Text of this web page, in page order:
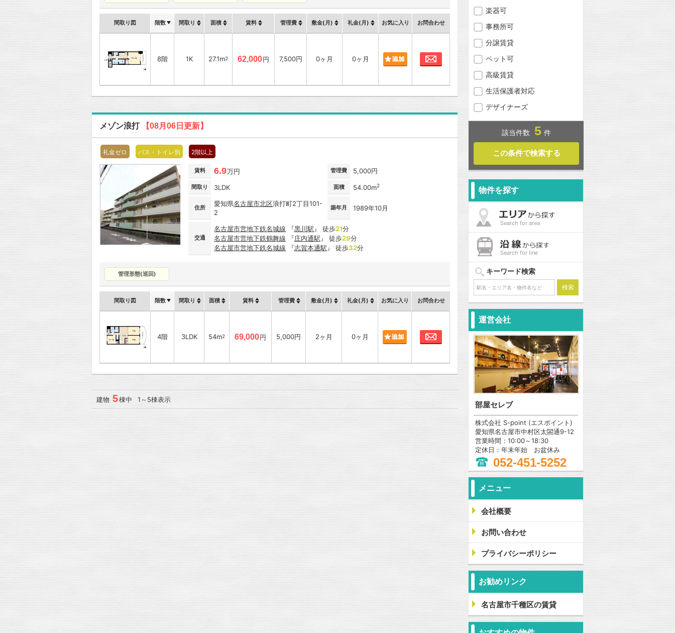
間取り図 階数 間取り 面積 賃料 管理費 敷金(月) 礼金(月) お気に入り お問合わせ
8階 1K 27.1m2 62,000円 7,500円 0ヶ月 0ヶ月 お問合わせ
メゾン浪打 【08月06日更新】
礼金ゼロ バス・トイレ別 2階以上
賃料 6.9万円 管理費 5,000円
間取り 3LDK 面積 54.00m2
住所 愛知県名古屋市北区浪打町2丁目101-
2
築年月 1989年10月
交通
名古屋市営地下鉄名城線 『黒川駅 』 徒歩21分
名古屋市営地下鉄鶴舞線 『庄内通駅 』 徒歩29分
名古屋市営地下鉄名城線 『志賀本通駅 』 徒歩32分
管理形態(巡回)
間取り図 階数 間取り 面積 賃料 管理費 敷金(月) 礼金(月) お気に入り お問合わせ
4階 3LDK 54m2 69,000円 5,000円 2ヶ月 0ヶ月 お問合わせ
建物 5棟中 1～5棟表示
楽器可
事務所可
分譲賃貸
ペット可
高級賃貸
生活保護者対応
デザイナーズ
該当件数 5 件
物件を探す
Search for area
Search for line
キーワード検索
運営会社
部屋セレブ
株式会社 S-point (エスポイント)
愛知県名古屋市中村区太閤通9-12
営業時間：10:00～18:30
定休日：年末年始 お盆休み
052-451-5252
メニュー
会社概要
お問い合わせ
プライバシーポリシー
お勧めリンク
名古屋市千種区の賃貸